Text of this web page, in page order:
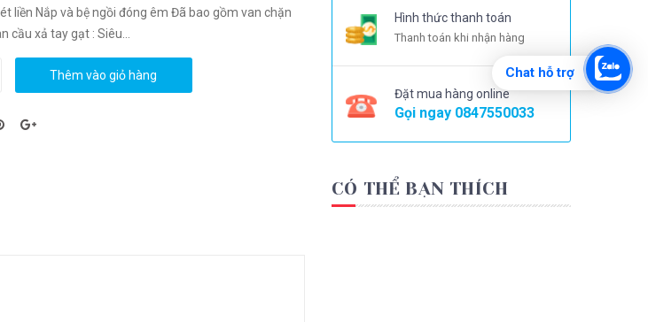
liền Nắp và bệ ngồi đóng êm Đã bao gồm van chặn
cầu xả tay gạt : Siêu...
Thêm vào giỏ hàng
Hình thức thanh toán
Thanh toán khi nhận hàng
Đặt mua hàng online
Gọi ngay 0847550033
CÓ THỂ BẠN THÍCH
Chat hỗ trợ